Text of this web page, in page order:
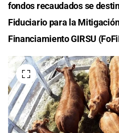
fondos recaudados se
Fiduciario para la
Financiamiento GIRSU